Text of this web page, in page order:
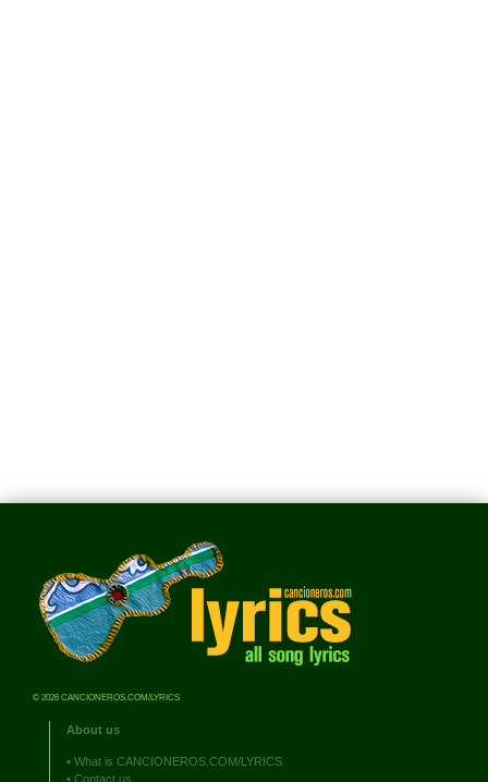
© 2026 CANCIONEROS.COM/LYRICS
About us
• What is CANCIONEROS.COM/LYRICS
• Contact us